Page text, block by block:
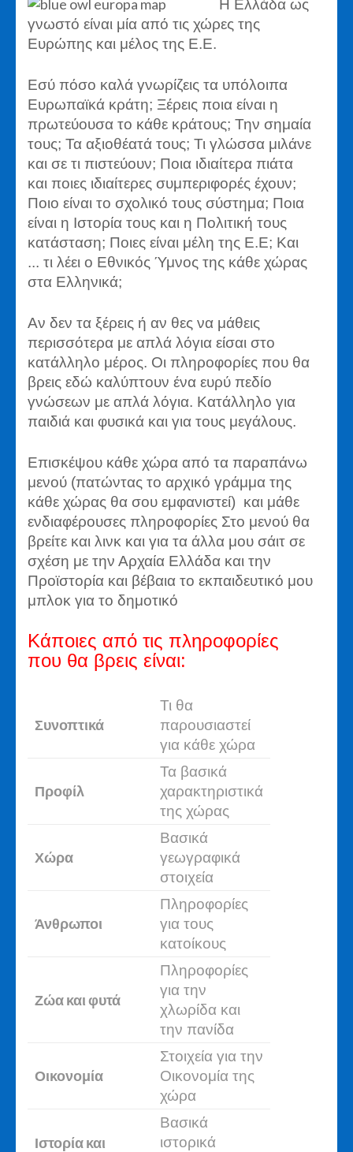
Η Ελλάδα ως
γνωστό είναι μία από τις χώρες της
Ευρώπης και μέλος της Ε.Ε.
Εσύ πόσο καλά γνωρίζεις τα υπόλοιπα
Ευρωπαϊκά κράτη; Ξέρεις ποια είναι η
πρωτεύουσα το κάθε κράτους; Την σημαία
τους; Τα αξιοθέατά τους; Τι γλώσσα μιλάνε
και σε τι πιστεύουν; Ποια ιδιαίτερα πιάτα
και ποιες ιδιαίτερες συμπεριφορές έχουν;
Ποιο είναι το σχολικό τους σύστημα; Ποια
είναι η Ιστορία τους και η Πολιτική τους
κατάσταση; Ποιες είναι μέλη της Ε.Ε; Και
... τι λέει ο Εθνικός Ύμνος της κάθε χώρας
στα Ελληνικά;
Αν δεν τα ξέρεις ή αν θες να μάθεις
περισσότερα με απλά λόγια είσαι στο
κατάλληλο μέρος. Οι πληροφορίες που θα
βρεις εδώ καλύπτουν ένα ευρύ πεδίο
γνώσεων με απλά λόγια. Κατάλληλο για
παιδιά και φυσικά και για τους μεγάλους.
Επισκέψου κάθε χώρα από τα παραπάνω
μενού (πατώντας το αρχικό γράμμα της
κάθε χώρας θα σου εμφανιστεί) και μάθε
ενδιαφέρουσες πληροφορίες Στο μενού θα
βρείτε και λινκ και για τα άλλα μου σάιτ σε
σχέση με την Αρχαία Ελλάδα και την
Προϊστορία και βέβαια το εκπαιδευτικό μου
μπλοκ για το δημοτικό
Κάποιες από τις πληροφορίες
που θα βρεις είναι:
Συνοπτικά
Τι θα
παρουσιαστεί
για κάθε χώρα
Προφίλ
Τα βασικά
χαρακτηριστικά
της χώρας
Χώρα
Βασικά
γεωγραφικά
στοιχεία
Άνθρωποι
Πληροφορίες
για τους
κατοίκους
Ζώα και φυτά
Πληροφορίες
για την
χλωρίδα και
την πανίδα
Οικονομία
Στοιχεία για την
Οικονομία της
χώρα
Ιστορία και
Βασικά
ιστορικά